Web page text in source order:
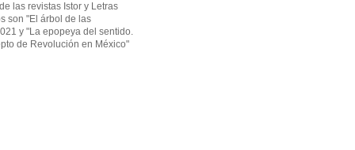
las revistas Istor y Letras
son "El árbol de las
y "La epopeya del sentido.
de Revolución en México"